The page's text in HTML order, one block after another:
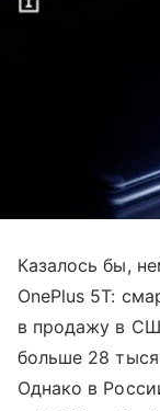
Казалось бы,
OnePlus 5T:
в продажу в
больше 28
Однако в